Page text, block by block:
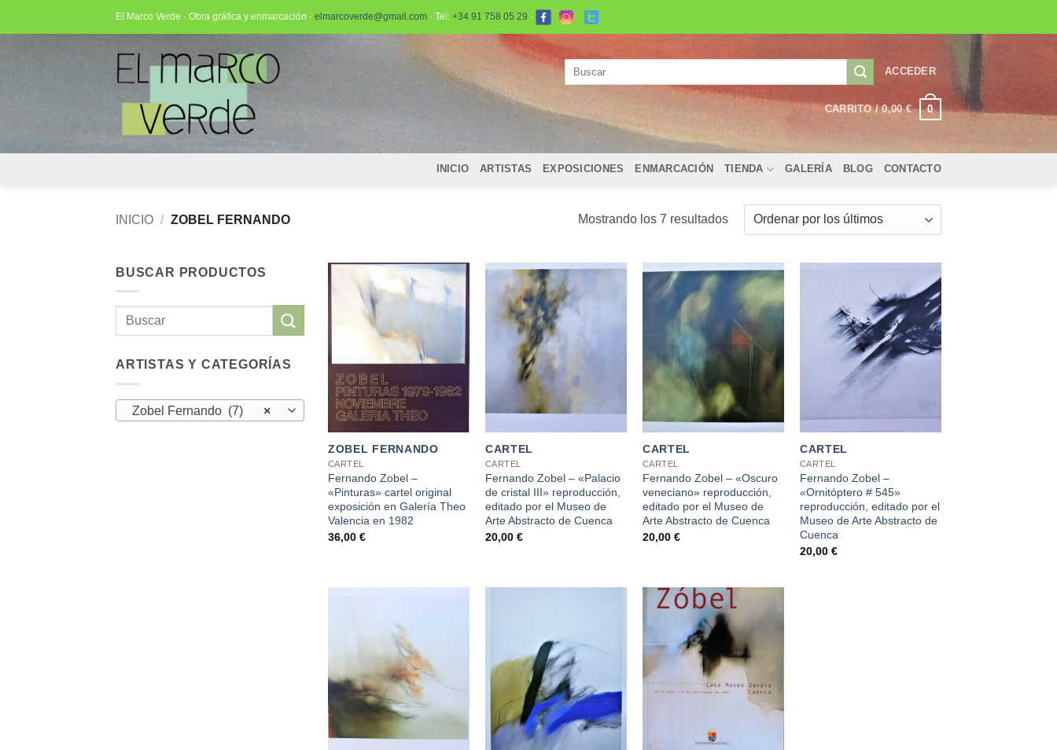
El Marco Verde · Obra gráfica y enmarcación · elmarcoverde@gmail.com · Tel: +34 91 758 05 29 ·
ACCEDER
CARRITO /0,00€ 0
INICIO ARTISTAS EXPOSICIONES ENMARCACIÓN TIENDA GALERÍA BLOG CONTACTO
INICIO / ZOBEL FERNANDO Mostrando los 7 resultadosOrdenado
por
últimos
BUSCAR PRODUCTOS
Buscar
ARTISTAS Y CATEGORÍAS
×
Zobel Fernando (7)
+
ZOBEL FERNANDO
CARTEL
Fernando Zobel –
«Pinturas» cartel original
exposición en Galería Theo
Valencia en 1982
36,00 €
CARTEL
CARTEL
Fernando Zobel – «Palacio
de cristal III» reproducción,
editado por el Museo de
Arte Abstracto de Cuenca
20,00 €
CARTEL
CARTEL
Fernando Zobel – «Oscuro
veneciano» reproducción,
editado por el Museo de
Arte Abstracto de Cuenca
20,00 €
CARTEL
CARTEL
Fernando Zobel –
«Ornitóptero # 545»
reproducción, editado por el
Museo de Arte Abstracto de
Cuenca
20,00 €